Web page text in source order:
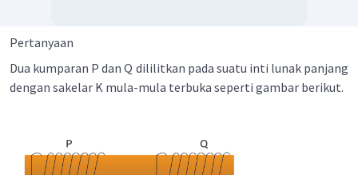
Pertanyaan
Dua kumparan P dan Q dililitkan pada suatu inti lunak panjang
dengan sakelar K mula-mula terbuka seperti gambar berikut.